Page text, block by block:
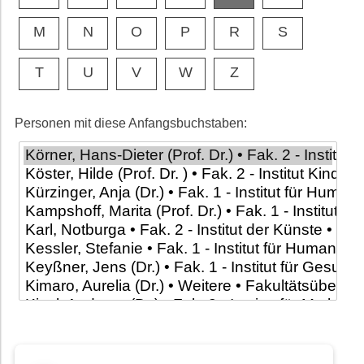
M N O P R S
T U V W Z
Personen mit diese Anfangsbuchstaben: